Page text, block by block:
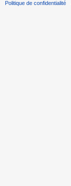
Politique de confidentialité